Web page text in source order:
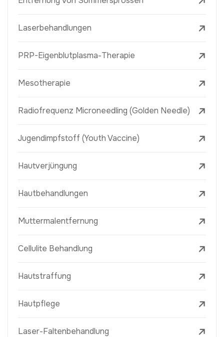
Laserbehandlungen
PRP-Eigenblutplasma-Therapie
Mesotherapie
Radiofrequenz Microneedling (Golden Needle)
Jugendimpfstoff (Youth Vaccine)
Hautverjüngung
Hautbehandlungen
Muttermalentfernung
Cellulite Behandlung
Hautstraffung
Hautpflege
Laser-Faltenbehandlung